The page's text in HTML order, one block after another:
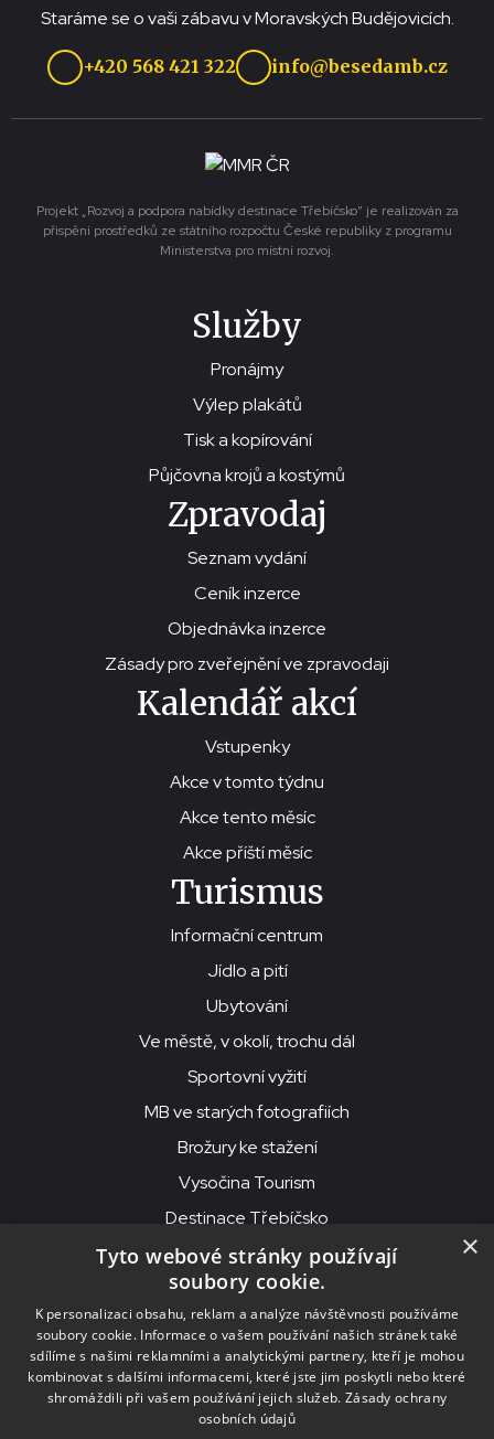
Staráme se o vaši zábavu v Moravských Budějovicích.
+420 568 421 322 info@besedamb.cz
Projekt „Rozvoj a podpora nabídky destinace Třebíčsko“ je realizován za
přispění prostředků ze státního rozpočtu České republiky z programu
Ministerstva pro místní rozvoj.
Služby
Pronájmy
Výlep plakátů
Tisk a kopírování
Půjčovna krojů a kostýmů
Zpravodaj
Seznam vydání
Ceník inzerce
Objednávka inzerce
Zásady pro zveřejnění ve zpravodaji
Kalendář akcí
Vstupenky
Akce v tomto týdnu
Akce tento měsíc
Akce příští měsíc
Turismus
Informační centrum
Jídlo a pití
Ubytování
Ve městě, v okolí, trochu dál
Sportovní vyžití
MB ve starých fotografiích
Brožury ke stažení
Vysočina Tourism
Destinace Třebíčsko
© 2026MKS Beseda Mor. Budějovice
MKS Beseda, příspěvková organizace, Purcnerova 62, 676 02
Moravské Budějovice
IČO: 00091758, DIČ: CZ00091758, ID datové schránky: chjn2kd
×
Tyto webové stránky používají
soubory cookie.
K personalizaci obsahu, reklam a analýze návštěvnosti používáme
soubory cookie. Informace o vašem používání našich stránek také
sdílíme s našimi reklamními a analytickými partnery, kteří je mohou
kombinovat s dalšími informacemi, které jste jim poskytli nebo které
shromáždili při vašem používání jejich služeb. Zásady ochrany
osobních údajů